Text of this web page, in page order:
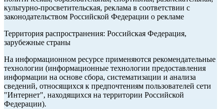
культурно-просветительская, реклама в соответствии с
законодательством Российской Федерации о рекламе
Территория распространения: Российская Федерация,
зарубежные страны
На информационном ресурсе применяются рекомендательные
технологии (информационные технологии предоставления
информации на основе сбора, систематизации и анализа
сведений, относящихся к предпочтениям пользователей сети
"Интернет", находящихся на территории Российской
Федерации).